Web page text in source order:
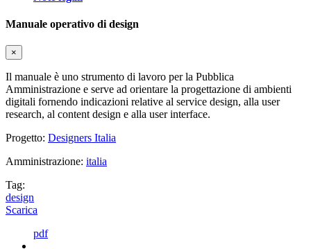
Manuale operativo di design
×
Il manuale è uno strumento di lavoro per la Pubblica
Amministrazione e serve ad orientare la progettazione di ambienti
digitali fornendo indicazioni relative al service design, alla user
research, al content design e alla user interface.
Progetto: Designers Italia
Amministrazione: italia
Tag:
design
Scarica
pdf